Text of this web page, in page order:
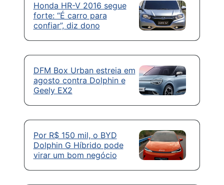
Honda HR-V 2016 segue
forte: “É carro para
confiar”, diz dono
DFM Box Urban estreia em
agosto contra Dolphin e
Geely EX2
Por R$ 150 mil, o BYD
Dolphin G Híbrido pode
virar um bom negócio